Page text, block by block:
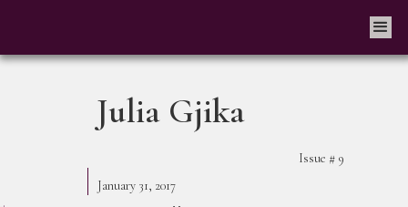
Julia Gjika
Issue # 9
January 31, 2017